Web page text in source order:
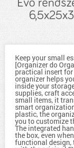
Evo
Keep your small
[Organizer do
practical insert for
organizer helps
inside your
supplies, craft
small items, it
smart
plastic, the
you to customize
The integrated
the box, even
functional design,